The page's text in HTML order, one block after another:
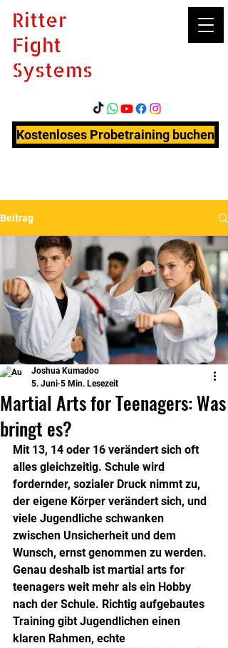
Ritter
Fight
Systems
Kostenloses Probetraining buchen
Beitrag
Martial Arts for Teenagers: Was
bringt es?
Joshua Kumadoo
5. Juni 5 Min. Lesezeit
Mit 13, 14 oder 16 verändert sich oft
alles gleichzeitig. Schule wird
fordernder, sozialer Druck nimmt zu,
der eigene Körper verändert sich, und
viele Jugendliche schwanken
zwischen Unsicherheit und dem
Wunsch, ernst genommen zu werden.
Genau deshalb ist martial arts for
teenagers weit mehr als ein Hobby
nach der Schule. Richtig aufgebautes
Training gibt Jugendlichen einen
klaren Rahmen, echte